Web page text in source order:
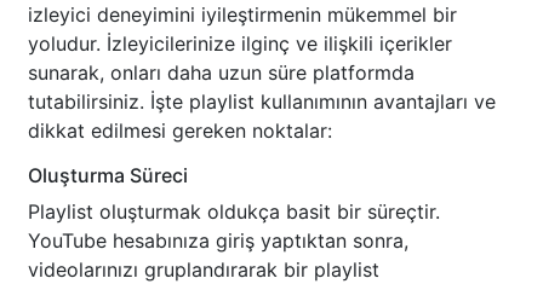
izleyici deneyimini iyileştirmenin mükemmel bir
yoludur. İzleyicilerinize ilginç ve ilişkili içerikler
sunarak, onları daha uzun süre platformda
tutabilirsiniz. İşte playlist kullanımının avantajları ve
dikkat edilmesi gereken noktalar:
Oluşturma Süreci
Playlist oluşturmak oldukça basit bir süreçtir.
YouTube hesabınıza giriş yaptıktan sonra,
videolarınızı gruplandırarak bir playlist